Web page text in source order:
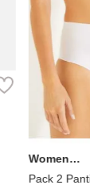
Women
Secret
Pack 2